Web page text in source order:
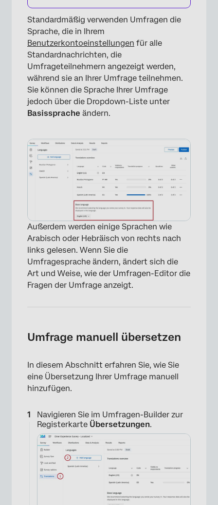
Standardmäßig verwenden Umfragen die
Sprache, die in Ihrem
Benutzerkontoeinstellungen für alle
Standardnachrichten, die
Umfrageteilnehmern angezeigt werden,
während sie an Ihrer Umfrage teilnehmen.
Sie können die Sprache Ihrer Umfrage
jedoch über die Dropdown-Liste unter
Basissprache ändern.
Außerdem werden einige Sprachen wie
Arabisch oder Hebräisch von rechts nach
links gelesen. Wenn Sie die
Umfragesprache ändern, ändert sich die
Art und Weise, wie der Umfragen-Editor die
Fragen der Umfrage anzeigt.
Umfrage manuell übersetzen
In diesem Abschnitt erfahren Sie, wie Sie
eine Übersetzung Ihrer Umfrage manuell
hinzufügen.
Navigieren Sie im Umfragen-Builder zur
Registerkarte Übersetzungen.